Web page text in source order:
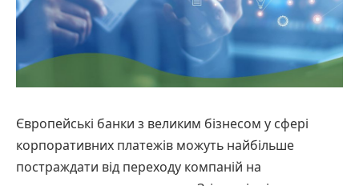
Європейські банки з великим бізнесом у сфері
корпоративних платежів можуть найбільше
постраждати від переходу компаній на